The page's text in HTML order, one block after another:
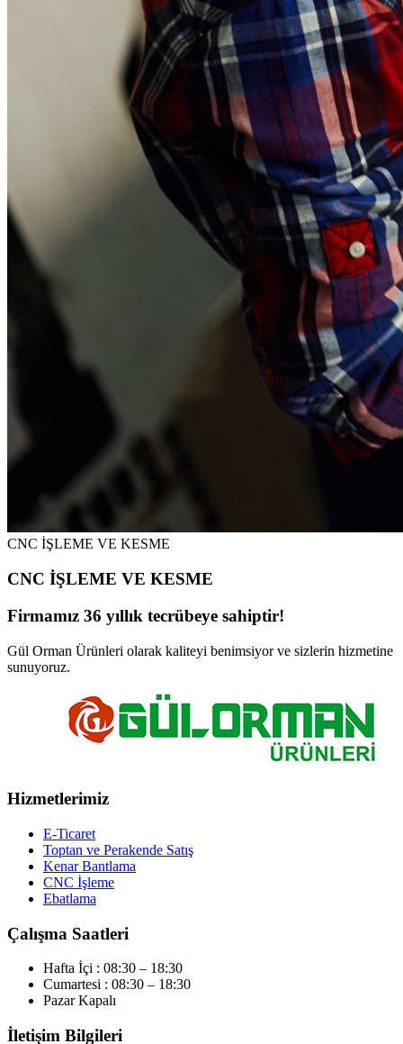
CNC İŞLEME VE KESME
CNC İŞLEME VE KESME
Firmamız 36 yıllık tecrübeye sahiptir!
Gül Orman Ürünleri olarak kaliteyi benimsiyor ve sizlerin hizmetine
sunuyoruz.
Hizmetlerimiz
E-Ticaret
Toptan ve Perakende Satış
Kenar Bantlama
CNC İşleme
Ebatlama
Çalışma Saatleri
Hafta İçi : 08:30 – 18:30
Cumartesi : 08:30 – 18:30
Pazar Kapalı
İletişim Bilgileri